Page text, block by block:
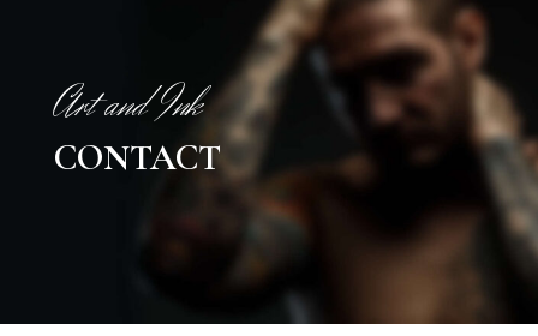
Art and Ink
CONTACT